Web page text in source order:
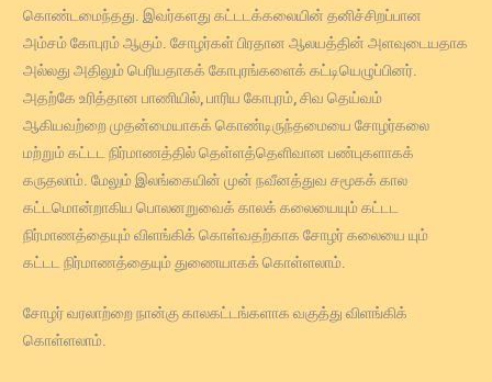
கொண்டமைந்தது. இவர்களது கட்டடக்கலையின் தனிச்சிறப்பான
அம்சம் கோபுரம் ஆகும். சோழர்கள் பிரதான ஆலயத்தின் அளவுடையதாக
அல்லது அதிலும் பெரியதாகக் கோபுரங்களைக் கட்டியெழுப்பினர்.
அதற்கே உரித்தான பாணியில், பாரிய கோபுரம், சிவ தெய்வம்
ஆகியவற்றை முதன்மையாகக் கொண்டிருந்தமையை சோழர்கலை
மற்றும் கட்டட நிர்மாணத்தில் தெள்ளத்தெளிவான பண்புகளாகக்
கருதலாம். மேலும் இலங்கையின் முன் நவீனத்துவ சமூகக் கால
கட்டமொன்றாகிய பொலனறுவைக் காலக் கலையையும் கட்டட
நிர்மாணத்தையும் விளங்கிக் கொள்வதற்காக சோழர் கலையை யும்
கட்டட நிர்மாணத்தையும் துணையாகக் கொள்ளலாம்.
சோழர் வரலாற்றை நான்கு காலகட்டங்களாக வகுத்து விளங்கிக்
கொள்ளலாம்.